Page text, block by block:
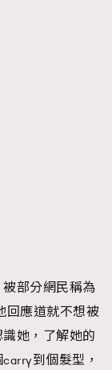
部分網民稱為
回應道就不想被
她，了解她的
到個髮型，